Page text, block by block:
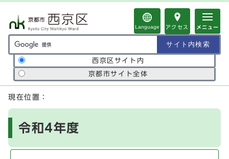
Language アクセス メニュー
サイト内検索の範囲
西京区サイト内
京都市サイト全体
ここから本文です
現在位置：
令和4年度